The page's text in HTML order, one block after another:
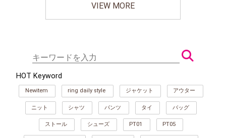
VIEW MORE
HOT Keyword
Newitem ring daily style ジャケット アウター
ニット シャツ パンツ タイ バッグ
ストール シューズ PT01 PT05